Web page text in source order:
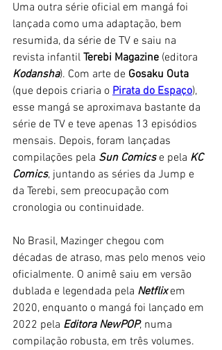
Uma outra série oficial em mangá foi
lançada como uma adaptação, bem
resumida, da série de TV e saiu na
revista infantil Terebi Magazine (editora
Kodansha). Com arte de Gosaku Outa
(que depois criaria o Pirata do Espaço),
esse mangá se aproximava bastante da
série de TV e teve apenas 13 episódios
mensais. Depois, foram lançadas
compilações pela Sun Comics e pela KC
Comics, juntando as séries da Jump e
da Terebi, sem preocupação com
cronologia ou continuidade.
No Brasil, Mazinger chegou com
décadas de atraso, mas pelo menos veio
oficialmente. O animê saiu em versão
dublada e legendada pela Netflix em
2020, enquanto o mangá foi lançado em
2022 pela Editora NewPOP, numa
compilação robusta, em três volumes.